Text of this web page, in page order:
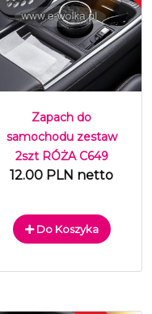
Zapach do
samochodu zestaw
2szt RÓŻA C649
12.00 PLN netto
Do Koszyka